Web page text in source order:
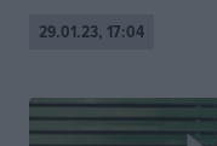
29.01.23, 17:04